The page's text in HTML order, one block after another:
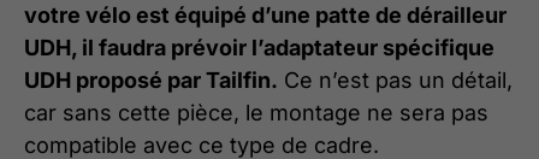
votre vélo est équipé d’une patte de dérailleur
UDH, il faudra prévoir l’adaptateur spécifique
UDH proposé par Tailfin. Ce n’est pas un détail,
car sans cette pièce, le montage ne sera pas
compatible avec ce type de cadre.